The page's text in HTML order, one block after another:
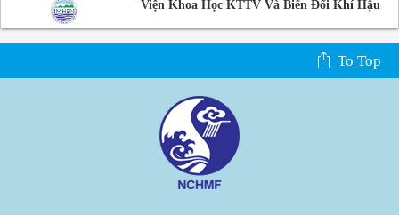
Viện Khoa Học KTTV Và Biến Đổi Khí Hậu
To Top